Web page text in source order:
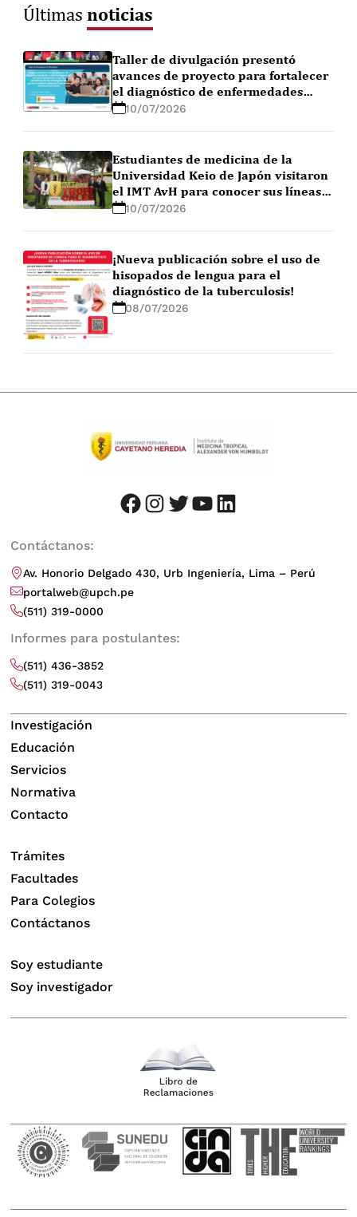
Últimasnoticias
Taller de divulgación presentó
avances de proyecto para fortalecer
el diagnóstico de enfermedades
febriles en la Amazonía peruana
10/07/2026
Estudiantes de medicina de la
Universidad Keio de Japón visitaron
el IMT AvH para conocer sus líneas
de investigación
10/07/2026
¡Nueva publicación sobre el uso de
hisopados de lengua para el
diagnóstico de la tuberculosis!
08/07/2026
facebook instagram twitter youtube LinkedIn
Contáctanos:
Av. Honorio Delgado 430, Urb Ingeniería, Lima – Perú
portalweb@upch.pe
(511) 319-0000
Informes para postulantes:
(511) 436-3852
(511) 319-0043
Investigación
Educación
Servicios
Normativa
Contacto
Trámites
Facultades
Para Colegios
Contáctanos
Soy estudiante
Soy investigador